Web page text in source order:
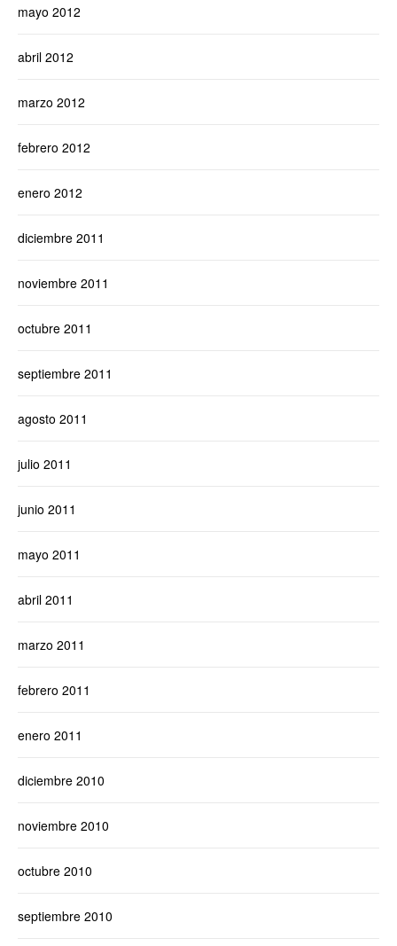
mayo 2012
abril 2012
marzo 2012
febrero 2012
enero 2012
diciembre 2011
noviembre 2011
octubre 2011
septiembre 2011
agosto 2011
julio 2011
junio 2011
mayo 2011
abril 2011
marzo 2011
febrero 2011
enero 2011
diciembre 2010
noviembre 2010
octubre 2010
septiembre 2010